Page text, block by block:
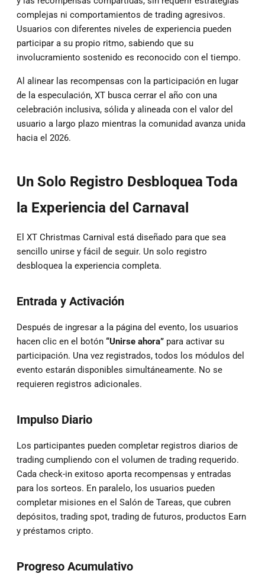
complejas ni comportamientos de trading agresivos.
Usuarios con diferentes niveles de experiencia pueden
participar a su propio ritmo, sabiendo que su
involucramiento sostenido es reconocido con el tiempo.
Al alinear las recompensas con la participación en lugar
de la especulación, XT busca cerrar el año con una
celebración inclusiva, sólida y alineada con el valor del
usuario a largo plazo mientras la comunidad avanza unida
hacia el 2026.
Un Solo Registro Desbloquea Toda
la Experiencia del Carnaval
El XT Christmas Carnival está diseñado para que sea
sencillo unirse y fácil de seguir. Un solo registro
desbloquea la experiencia completa.
Entrada y Activación
Después de ingresar a la página del evento, los usuarios
hacen clic en el botón “Unirse ahora” para activar su
participación. Una vez registrados, todos los módulos del
evento estarán disponibles simultáneamente. No se
requieren registros adicionales.
Impulso Diario
Los participantes pueden completar registros diarios de
trading cumpliendo con el volumen de trading requerido.
Cada check-in exitoso aporta recompensas y entradas
para los sorteos. En paralelo, los usuarios pueden
completar misiones en el Salón de Tareas, que cubren
depósitos, trading spot, trading de futuros, productos Earn
y préstamos cripto.
Progreso Acumulativo